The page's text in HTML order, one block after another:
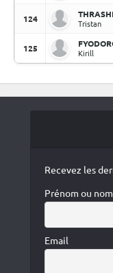
124
Tristan
125
Kirill
Recevez les
Prénom ou
Email